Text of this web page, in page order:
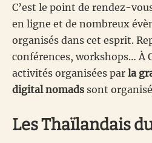
C’est le point de rendez-
en ligne et de nombreux
organisés dans cet esprit.
conférences, workshops… À
activités organisées par la
digital nomads sont
Les Thaïlandais